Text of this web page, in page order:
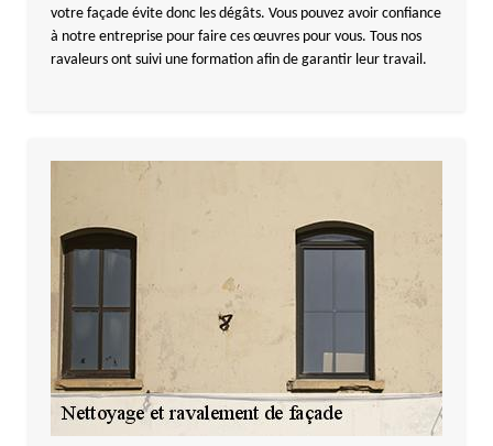
votre façade évite donc les dégâts. Vous pouvez avoir confiance
à notre entreprise pour faire ces œuvres pour vous. Tous nos
ravaleurs ont suivi une formation afin de garantir leur travail.